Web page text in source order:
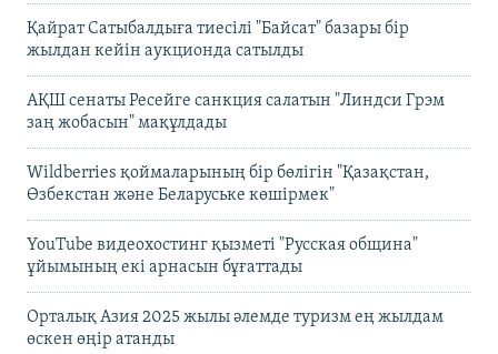
Қайрат Сатыбалдыға тиесілі "Байсат" базары бір
жылдан кейін аукционда сатылды
АҚШ сенаты Ресейге санкция салатын "Линдси Грэм
заң жобасын" мақұлдады
Wildberries қоймаларының бір бөлігін "Қазақстан,
Өзбекстан және Беларуське көшірмек"
YouTube видеохостинг қызметі "Русская община"
ұйымының екі арнасын бұғаттады
Орталық Азия 2025 жылы әлемде туризм ең жылдам
өскен өңір атанды